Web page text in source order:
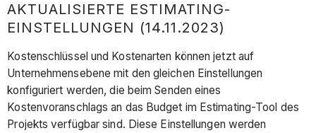
AKTUALISIERTE ESTIMATING-
EINSTELLUNGEN (14.11.2023)
Kostenschlüssel und Kostenarten können jetzt auf
Unternehmensebene mit den gleichen Einstellungen
konfiguriert werden, die beim Senden eines
Kostenvoranschlags an das Budget im Estimating-Tool des
Projekts verfügbar sind. Diese Einstellungen werden